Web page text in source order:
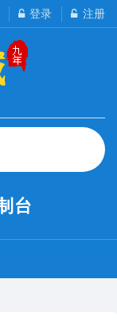
登录 注册
台